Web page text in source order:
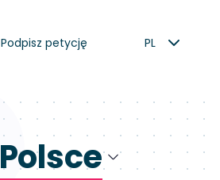
Podpisz petycję PL
Polsce